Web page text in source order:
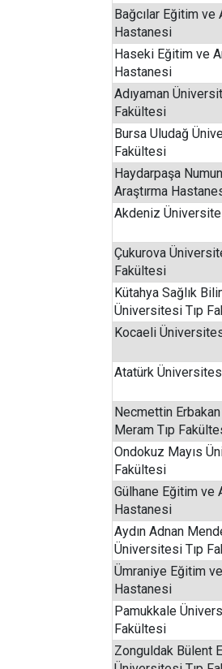
Bağcılar Eğitim ve
Hastanesi
Haseki Eğitim ve
Hastanesi
Adıyaman
Fakültesi
Bursa Uludağ
Fakültesi
Haydarpaşa
Araştırma
Akdeniz
Çukurova
Fakültesi
Kütahya Sağlık
Üniversitesi Tıp
Kocaeli
Atatürk
Necmettin
Meram Tıp
Ondokuz Mayıs
Fakültesi
Gülhane Eğitim ve
Hastanesi
Aydın Adnan
Üniversitesi Tıp
Ümraniye Eğitim
Hastanesi
Pamukkale
Fakültesi
Zonguldak Bülent